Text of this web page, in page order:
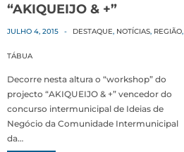
“AKIQUEIJO & +”
JULHO 4, 2015 - DESTAQUE, NOTÍCIAS, REGIÃO,
TÁBUA
Decorre nesta altura o “workshop” do
projecto “AKIQUEIJO & +” vencedor do
concurso intermunicipal de Ideias de
Negócio da Comunidade Intermunicipal
da…